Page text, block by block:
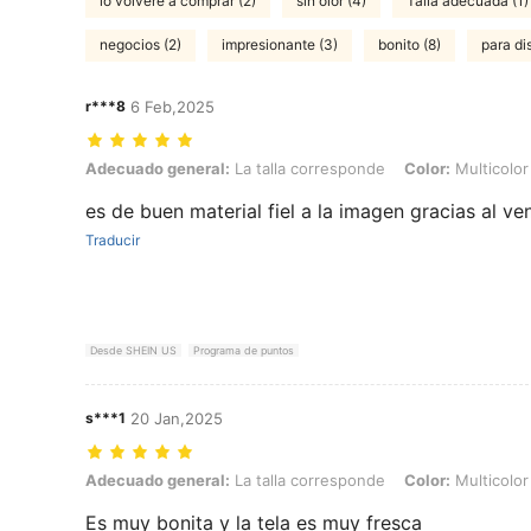
negocios (2) impresionante (3) bonito (8) para
r***8 6 Feb,2025
Adecuado general: La talla corresponde, Color: Multicolor, Talla: 0XL
Adecuado general: La talla corresponde Color: Multicolor
es de buen material fiel a la imagen gracias al
Traducir
Desde SHEIN US Programa de puntos
s***1 20 Jan,2025
Adecuado general: La talla corresponde, Color: Multicolor, Talla: 1XL
Adecuado general: La talla corresponde Color: Multicolor
Es muy bonita y la tela es muy fresca